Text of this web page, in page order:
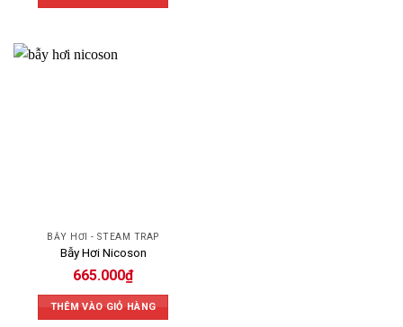
BẪY HƠI - STEAM TRAP
Bẫy Hơi Nicoson
665.000₫
THÊM VÀO GIỎ HÀNG